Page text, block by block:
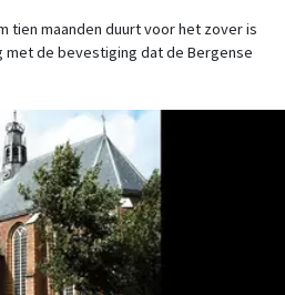
tien maanden duurt voor het zover is
met de bevestiging dat de Bergense